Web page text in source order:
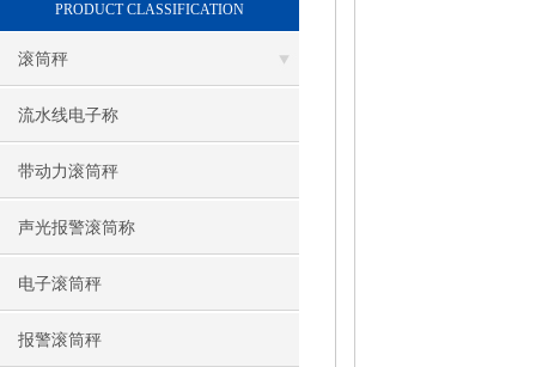
PRODUCT CLASSIFICATION
滚筒秤
流水线电子称
带动力滚筒秤
声光报警滚筒称
电子滚筒秤
报警滚筒秤